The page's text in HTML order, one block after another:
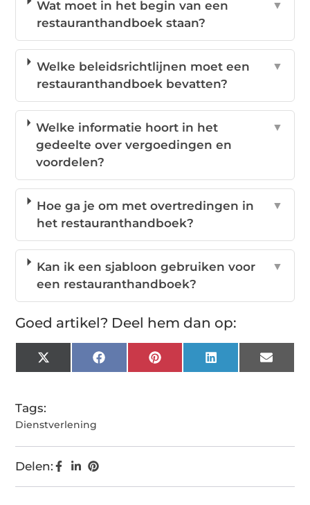
Wat moet in het begin van een
restauranthandboek staan?
▼
Welke beleidsrichtlijnen moet een
restauranthandboek bevatten?
▼
Welke informatie hoort in het
gedeelte over vergoedingen en
voordelen?
▼
Hoe ga je om met overtredingen in
het restauranthandboek?
▼
Kan ik een sjabloon gebruiken voor
een restauranthandboek?
▼
Goed artikel? Deel hem dan op:
X
(Twitter)
FacebookPinterest LinkedIn Email
Tags:
Dienstverlening
Delen: